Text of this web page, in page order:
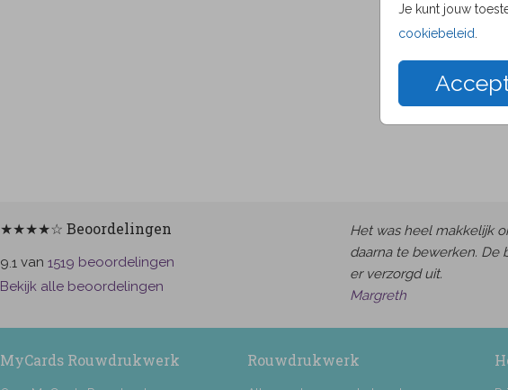
Je kunt jouw
cookiebeleid
★★★★☆ Beoordelingen
9.1 van 1519 beoordelingen
Bekijk alle beoordelingen
Het was heel makkelijk
daarna te bewerken. De
er verzorgd uit.
Margreth
MyCards Rouwdrukwerk Rouwdrukwerk